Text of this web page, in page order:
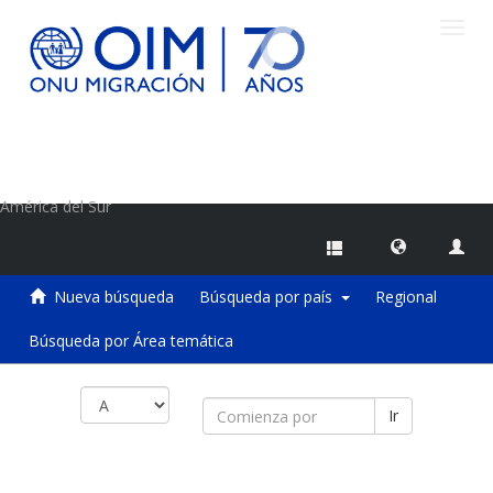
América del Sur
Nueva búsqueda Búsqueda por país Regional
Búsqueda por Área temática
Ir